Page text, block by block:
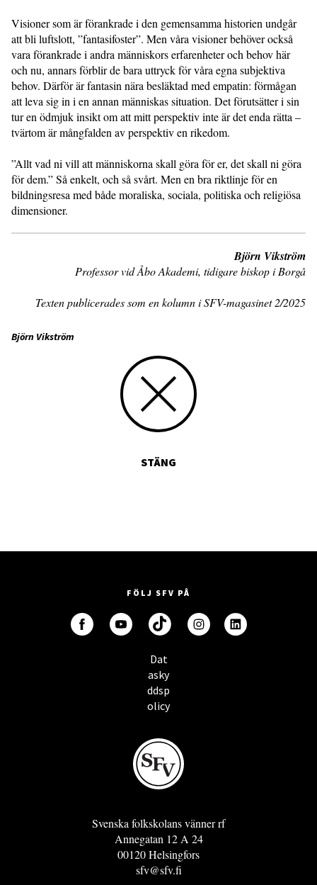
Visioner som är förankrade i den gemensamma historien undgår
att bli luftslott, ”fantasifoster”. Men våra visioner behöver också
vara förankrade i andra människors erfarenheter och behov här
och nu, annars förblir de bara uttryck för våra egna subjektiva
behov. Därför är fantasin nära besläktad med empatin: förmågan
att leva sig in i en annan människas situation. Det förutsätter i sin
tur en ödmjuk insikt om att mitt perspektiv inte är det enda rätta –
tvärtom är mångfalden av perspektiv en rikedom.
”Allt vad ni vill att människorna skall göra för er, det skall ni göra
för dem.” Så enkelt, och så svårt. Men en bra riktlinje för en
bildningsresa med både moraliska, sociala, politiska och religiösa
dimensioner.
Björn Vikström
Professor vid Åbo Akademi, tidigare biskop i Borgå
Texten publicerades som en kolumn i SFV-magasinet 2/2025
Björn Vikström
STÄNG
FÖLJ SFV PÅ
Dat
asky
ddsp
olicy
Svenska folkskolans vänner rf
Annegatan 12 A 24
00120 Helsingfors
sfv@sfv.fi